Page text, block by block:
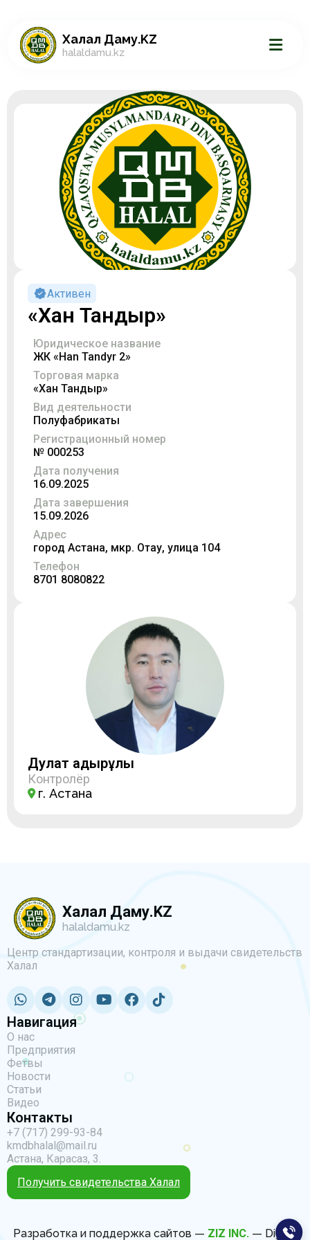
Халал Даму.KZ
halaldamu.kz
Активен
«Хан Тандыр»
Юридическое название
ЖК «Han Tandyr 2»
Торговая марка
«Хан Тандыр»
Вид деятельности
Полуфабрикаты
Регистрационный номер
№ 000253
Дата получения
16.09.2025
Дата завершения
15.09.2026
Адрес
город Астана, мкр. Отау, улица 104
Телефон
8701 8080822
Дулат Қадырұлы
Контролёр
г. Астана
Халал Даму.KZ
halaldamu.kz
Центр стандартизации, контроля и выдачи свидетельств
Халал
Навигация
О нас
Предприятия
Фетвы
Новости
Статьи
Видео
Контакты
+7 (717) 299-93-84
kmdbhalal@mail.ru
Астана, Карасаз, 3.
Получить свидетельства Халал
Разработка и поддержка сайтов — ZIZ INC.— Digital